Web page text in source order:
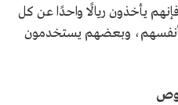
يأخذون ريالًا واحدًا عن کل
بأنفسهم، وبعضهم يستخدمون